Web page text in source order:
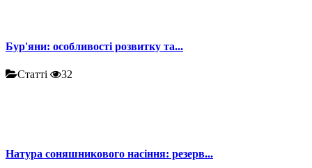
Бур'яни: особливості розвитку та...
Статті 32
Натура соняшникового насіння: резерв...